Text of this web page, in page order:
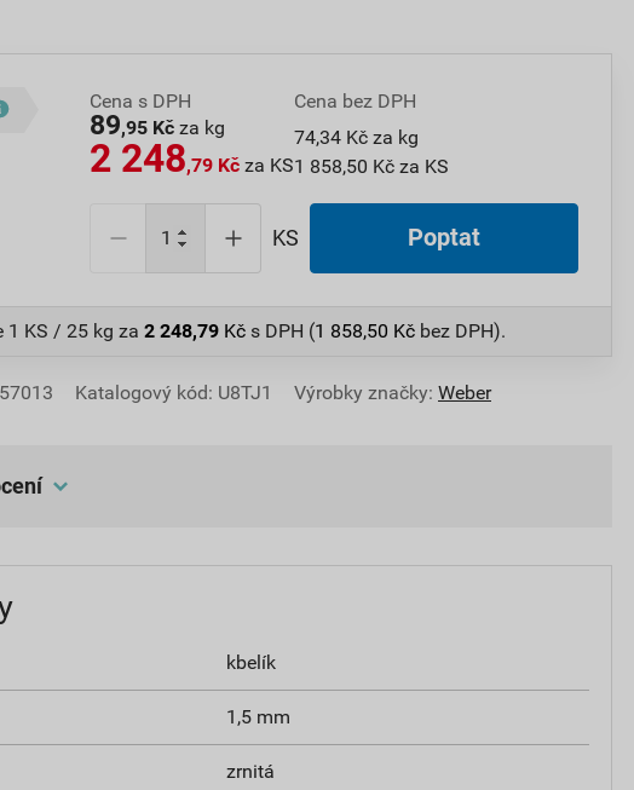
Cena s DPH
89,95 Kč za kg
2 248,79 Kč za KS
Cena bez DPH
74,34 Kč za kg
1 858,50 Kč za KS
KS Poptat
1 KS / 25 kg za 2 248,79 Kč s DPH (1 858,50 Kč bez DPH).
Katalogový kód: U8TJ1 Výrobky značky: Weber
kbelík
1,5 mm
zrnitá